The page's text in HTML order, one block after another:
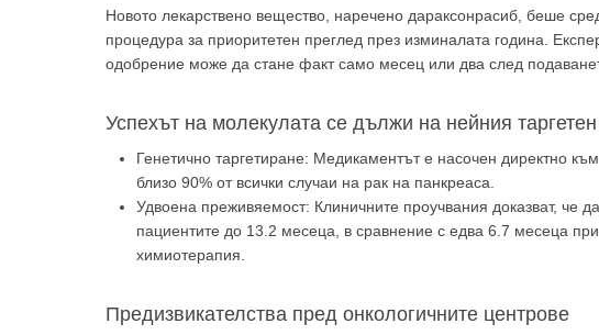
Новото лекарствено вещество, наречено дараксонрасиб, беше
процедура за приоритетен преглед през изминалата година.
одобрение може да стане факт само месец или два след
Успехът на молекулата се дължи на нейния
Генетично таргетиране: Медикаментът е насочен директно
близо 90% от всички случаи на рак на панкреаса.
Удвоена преживяемост: Клиничните проучвания доказват, че
пациентите до 13.2 месеца, в сравнение с едва 6.7 месеца
химиотерапия.
Предизвикателства пред онкологичните центрове